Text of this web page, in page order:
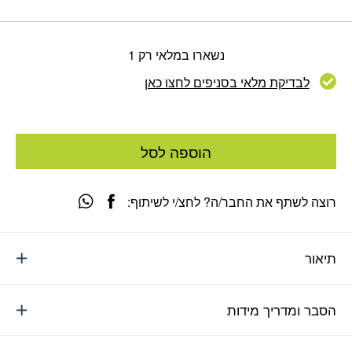
נשארו במלאי רק 1
לבדיקת מלאי בסניפים לחצו כאן
הוספה לסל
תיאור
הסבר ומדריך מידות
רוצה לשתף את החבר/ה? לחצ/י לשיתוף: